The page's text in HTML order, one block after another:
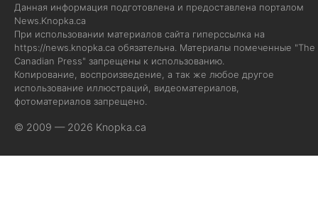
Данная информация подготовлена и предоставлена порталом
News.Knopka.ca
При использовании материалов сайта гиперссылка на
https://news.knopka.ca обязательна. Материалы помеченные "The
Canadian Press" запрещены к использованию.
Копирование, воспроизведение, а так же любое другое
использование иллюстраций, видеоматериалов,
фотоматериалов запрещено.
© 2009 — 2026 Knopka.ca